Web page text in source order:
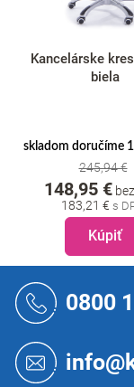
Kancelárske
biela
skladom doručíme
245,94 €
183,21 €
148,95 €
Kúpiť
0800